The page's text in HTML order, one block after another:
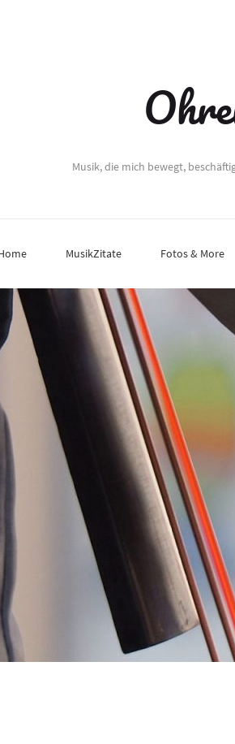
Musik, die mich bewegt,
MusikZitate Fotos & More